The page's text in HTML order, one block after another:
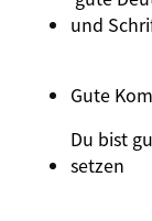
und
Gute
Du bist
setzen